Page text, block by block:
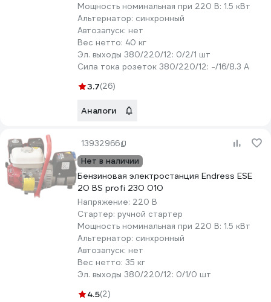
Мощность номинальная при 220 В: 1.5 кВт
Альтернатор: синхронный
Автозапуск: нет
Вес нетто: 40 кг
Эл. выходы 380/220/12: 0/2/1 шт
Сила тока розеток 380/220/12: -/16/8.3 А
3.7(26)
Аналоги
13932966
Нет в наличии
Бензиновая электростанция Endress ESE
20 BS profi 230 010
Напряжение: 220 В
Стартер: ручной стартер
Мощность номинальная при 220 В: 1.5 кВт
Альтернатор: синхронный
Автозапуск: нет
Вес нетто: 35 кг
Эл. выходы 380/220/12: 0/1/0 шт
4.5(2)